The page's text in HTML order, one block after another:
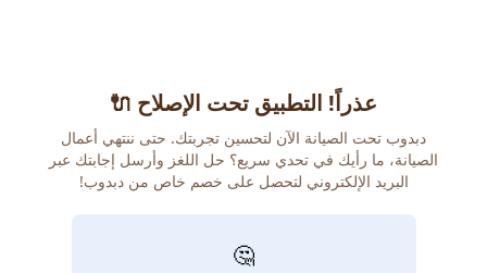
عذراً! التطبيق تحت الإصلاح 🔌
دبدوب تحت الصيانة الآن لتحسين تجربتك. حتى ننتهي أعمال
الصيانة، ما رأيك في تحدي سريع؟ حل اللغز وأرسل إجابتك عبر
البريد الإلكتروني لتحصل على خصم خاص من دبدوب!
🤔